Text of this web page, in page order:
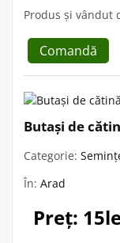
Produs și vândut
Comandă
Butași de
Categorie:
În: Arad
Preț: